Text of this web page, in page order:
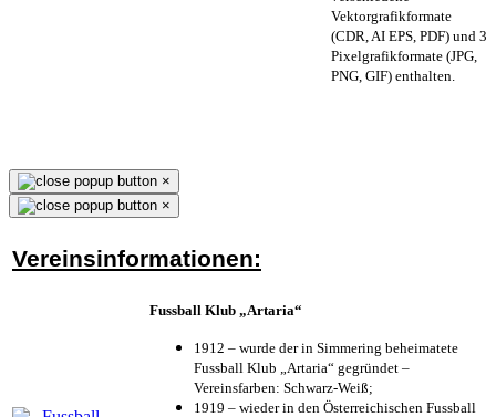
Vektorgrafikformate
(CDR, AI EPS, PDF) und 3
Pixelgrafikformate (JPG,
PNG, GIF) enthalten.
×
×
Vereinsinformationen:
Fussball Klub „Artaria“
1912 – wurde der in Simmering beheimatete
Fussball Klub „Artaria“ gegründet –
Vereinsfarben: Schwarz-Weiß;
1919 – wieder in den Österreichischen Fussball